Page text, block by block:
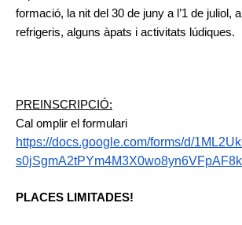
formació, la nit del 30 de juny a l’1 de juliol,
refrigeris, alguns àpats i activitats lúdiques.
PREINSCRIPCIÓ:
Cal omplir el formulari
https://docs.google.com/forms/d/
PLACES LIMITADES!